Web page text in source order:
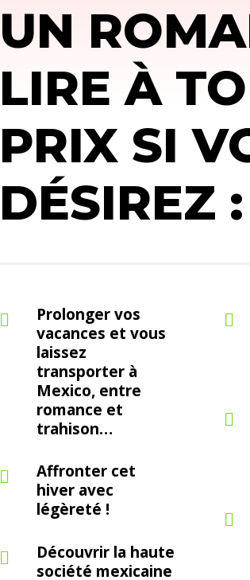
UN
LIRE À
PRIX SI
DÉSIREZ :

Prolonger vos
vacances et vous
laissez
transporter à
Mexico, entre
romance et
trahison…

Affronter cet
hiver avec
légèreté !

Découvrir la haute
société mexicaine


